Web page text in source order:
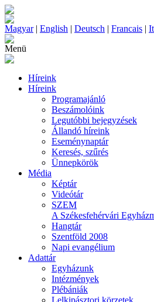
Magyar| English | Deutsch | Francais |
Menü
Híreink
Híreink
Programajánló
Beszámolóink
Legutóbbi bejegyzések
Állandó híreink
Eseménynaptár
Keresés, szűrés
Ünnepkörök
Média
Képtár
Videótár
SZEM
A Székesfehérvári
Hangtár
Szentföld 2008
Napi evangélium
Adattár
Egyházunk
Intézmények
Plébániák
Lelkipásztori körzetek